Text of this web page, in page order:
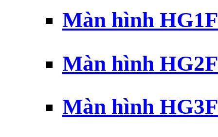
Màn hình
Màn hình
Màn hình